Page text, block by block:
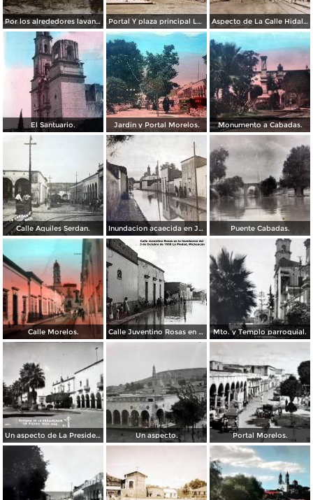
Por los alrededores lavanderas en el rio La Piedad, Michoacán. Portal Y plaza principal La Piedad, Michoacán. Aspecto de La Calle Hidalgo La Piedad, Michoacán .
El Santuario. Jardin y Portal Morelos. Monumento a Cabadas.
Calle Aquiles Serdan. Inundacion acaecida en Julio de 1912. Puente Cabadas.
Calle Morelos. Calle Juventino Rosas en la Inundacion del 3 de Octubre de 1958 La Piedad, Michoacán Mto. y Templo parroquial.
Un aspecto de La Presidencia. Un aspecto. Portal Morelos.